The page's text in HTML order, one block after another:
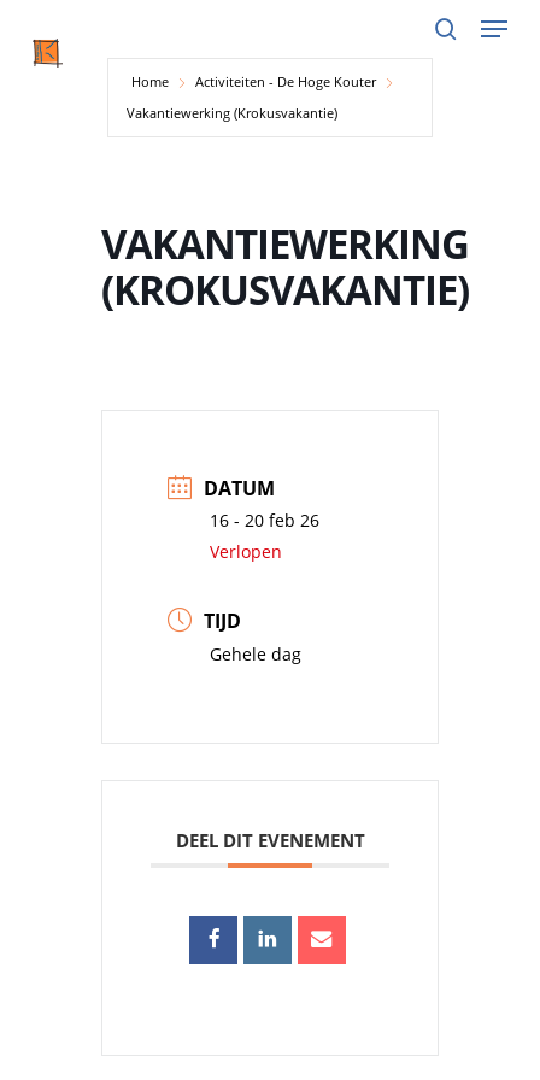
Menu
Home
Activiteiten - De Hoge Kouter
Vakantiewerking (Krokusvakantie)
VAKANTIEWERKING
(KROKUSVAKANTIE)
DATUM
16 - 20 feb 26
Verlopen
TIJD
Gehele dag
DEEL DIT EVENEMENT